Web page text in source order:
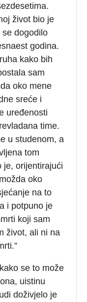
život bio je
dogodilo
godina.
kako bih
sam
oko mene
sreće i
uređenosti
time.
u studenom, a
tom
je, orijentirajući
oko
na to
i potpuno je
koji sam
život, ali ni na
se to može
uistinu
doživjelo je